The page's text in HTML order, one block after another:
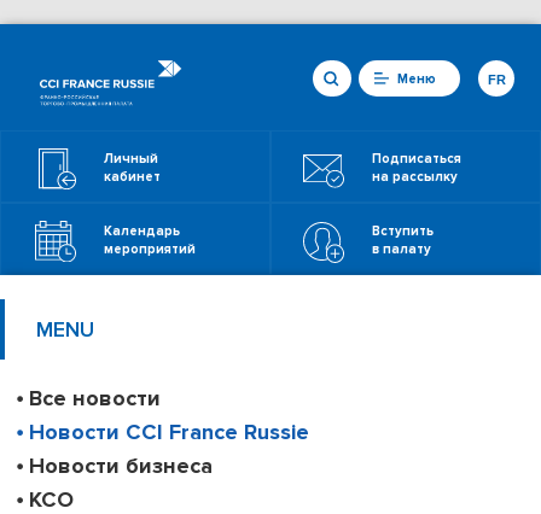
Меню
Личный
кабинет
Подписаться
на рассылку
Календарь
мероприятий
Вступить
в палату
FR
MENU
Все новости
Новости CCI France Russie
Новости бизнеса
КСО